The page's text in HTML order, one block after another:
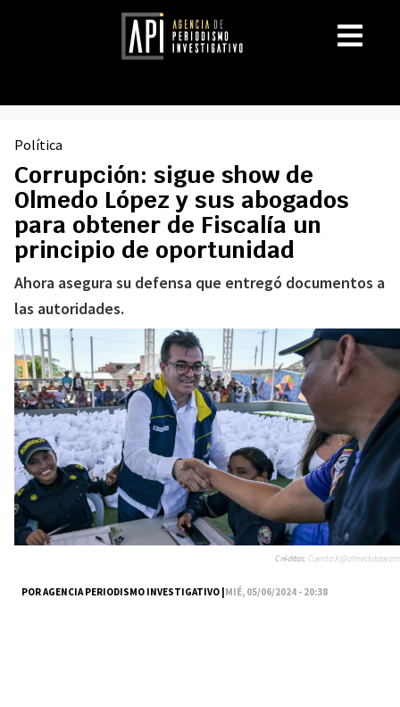
Política
Corrupción: sigue show de
Olmedo López y sus abogados
para obtener de Fiscalía un
principio de oportunidad
Ahora asegura su defensa que entregó documentos a
las autoridades.
POR AGENCIA PERIODISMO INVESTIGATIVO |MIÉ, 05/06/2024 - 20:38
Créditos:Cuenta X @olmedolopezm